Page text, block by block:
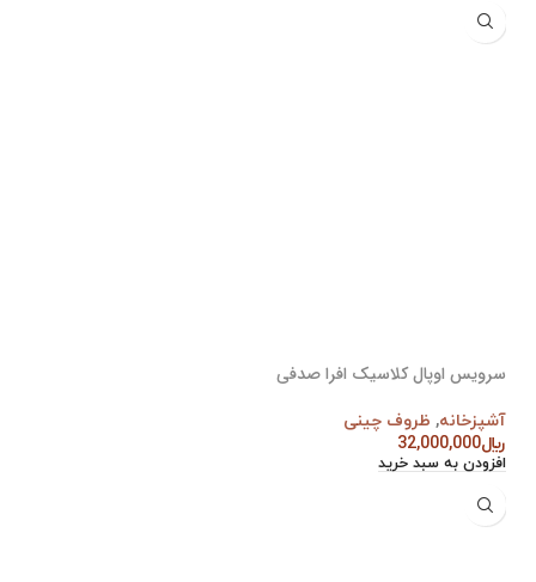
سرویس اوپال کلاسیک افرا صدفی
آشپزخانه, ظروف چینی
﷼32,000,000
افزودن به سبد خرید